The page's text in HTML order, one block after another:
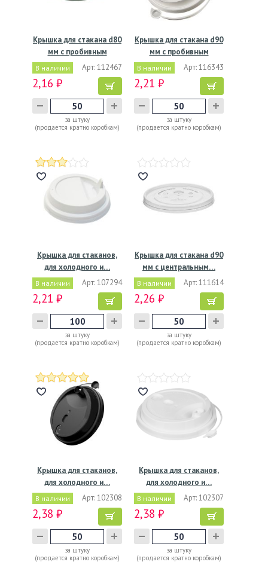
Крышка для стакана d80
мм с пробивным
слотом…
В наличии Арт: 112467
2,16 ₽
за штуку
(продается кратно коробкам)
Крышка для стакана d90
мм с пробивным
слотом…
В наличии Арт: 116343
2,21 ₽
за штуку
(продается кратно коробкам)
Крышка для стаканов,
для холодного и…
В наличии Арт: 107294
2,21 ₽
за штуку
(продается кратно коробкам)
Крышка для стакана d90
мм с центральным…
В наличии Арт: 111614
2,26 ₽
за штуку
(продается кратно коробкам)
Крышка для стаканов,
для холодного и…
В наличии Арт: 102308
2,38 ₽
за штуку
(продается кратно коробкам)
Крышка для стаканов,
для холодного и…
В наличии Арт: 102307
2,38 ₽
за штуку
(продается кратно коробкам)